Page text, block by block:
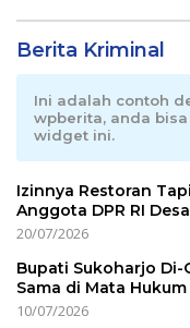
Berita Kriminal
Ini adalah contoh
wpberita, anda
widget ini.
Izinnya Restoran
Anggota DPR RI
20/07/2026
Bupati Sukoharjo Di-
Sama di Mata Hukum
10/07/2026